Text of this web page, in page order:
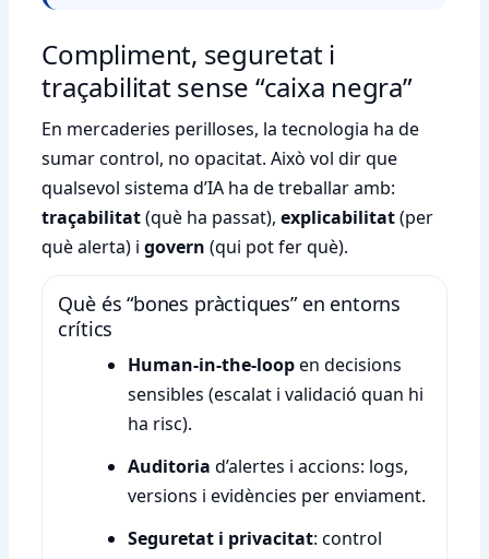
Compliment, seguretat i
traçabilitat sense “caixa negra”
En mercaderies perilloses, la tecnologia ha de
sumar control, no opacitat. Això vol dir que
qualsevol sistema d’IA ha de treballar amb:
traçabilitat(què ha passat),explicabilitat(per
què alerta) igovern (qui pot fer què).
Què és “bones pràctiques” en entorns
crítics
Human-in-the-loopen decisions
sensibles (escalat i validació quan hi
ha risc).
Auditoria d’alertes i accions: logs,
versions i evidències per enviament.
Seguretat i privacitat: control